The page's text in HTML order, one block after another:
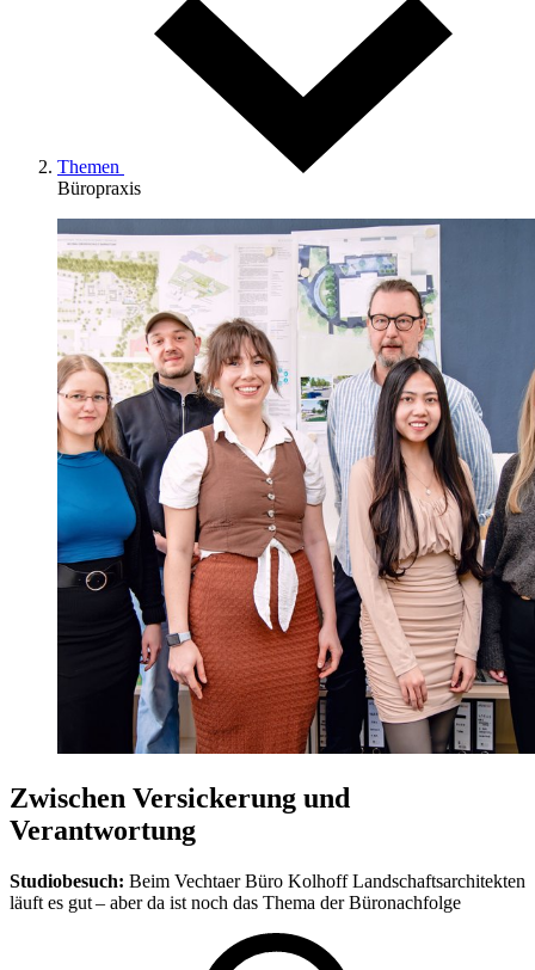
Themen
Büropraxis
Zwischen Versickerung und
Verantwortung
Studiobesuch: Beim Vechtaer Büro Kolhoff Landschaftsarchitekten
läuft es gut – aber da ist noch das Thema der Büronachfolge